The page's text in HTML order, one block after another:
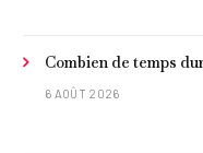
Combien de temps
6 AOÛT 2026